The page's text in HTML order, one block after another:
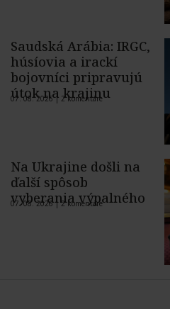
Saudská Arábia: IRGC,
húsíovia a irackí
bojovníci pripravujú
útok na krajinu
07. 08. 2026 | 2 komentáre
Na Ukrajine došli na
ďalší spôsob
vyberania výpalného
07. 08. 2026 |2 komentáre